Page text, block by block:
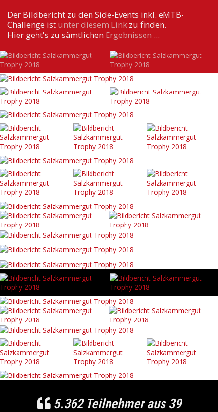
Der Bildbericht zu den Side-Events inkl. eMTB-
Challenge ist unter diesem Linkzu finden.
Hier geht's zu sämtlichen Ergebnissen ...
5.362 Teilnehmer aus 39